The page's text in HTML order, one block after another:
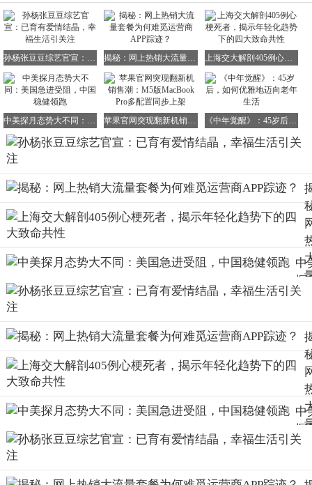
孙杨张豆豆综艺官宣：已育有爱情结晶，幸福生活引关注 揭秘：网上热销大流量套餐为何难觅运营商APP踪迹？ 上海交大解剖405例心梗死者，揭示年轻化趋势下的四大致命共性
中美探月态势大不同：美国急进受阻，中国稳健领跑 苹果官网突现翻新机销售潮：M5版MacBook Pro多配置同步上架 《中年觉醒》：45岁后，如何优雅地迈向老年生活
中
探
态
同
急
受
阻
中
稳
中
探
态
同